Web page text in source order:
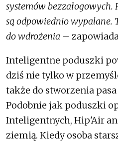
systemów
są odpowiednio wypalane.
do wdrożenia –
Inteligentne poduszki
dziś nie tylko w
także do stworzenia
Podobnie jak poduszki
Inteligentnych, Hip'Air
ziemią. Kiedy osoba